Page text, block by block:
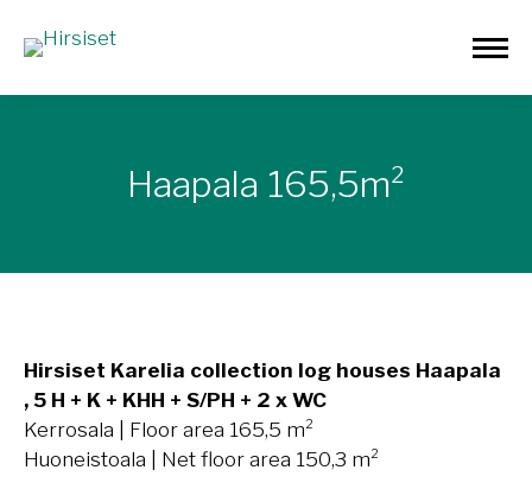
Haapala 165,5m²
Hirsiset Karelia collection log houses Haapala
, 5 H + K + KHH + S/PH + 2 x WC
Kerrosala | Floor area 165,5 m²
Huoneistoala | Net floor area 150,3 m²